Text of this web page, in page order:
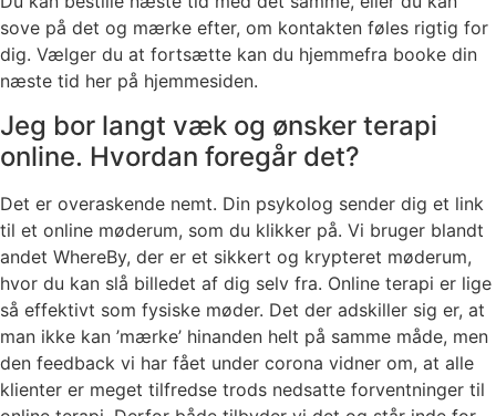
sove på det og mærke efter, om kontakten føles rigtig for
dig. Vælger du at fortsætte kan du hjemmefra booke din
næste tid her på hjemmesiden.
Jeg bor langt væk og ønsker terapi
online. Hvordan foregår det?
Det er overaskende nemt. Din psykolog sender dig et link
til et online møderum, som du klikker på. Vi bruger blandt
andet WhereBy, der er et sikkert og krypteret møderum,
hvor du kan slå billedet af dig selv fra. Online terapi er lige
så effektivt som fysiske møder. Det der adskiller sig er, at
man ikke kan ’mærke’ hinanden helt på samme måde, men
den feedback vi har fået under corona vidner om, at alle
klienter er meget tilfredse trods nedsatte forventninger til